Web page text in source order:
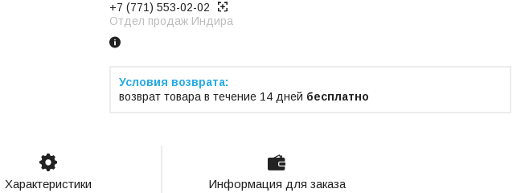
+7 (771) 553-02-02
Отдел продаж Индира
возврат товара в течение 14 дней бесплатно
Характеристики Информация для заказа